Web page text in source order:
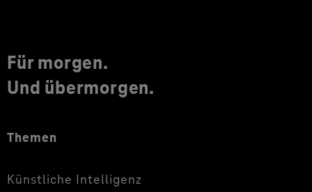
Für morgen.
Und übermorgen.
Themen
Künstliche Intelligenz